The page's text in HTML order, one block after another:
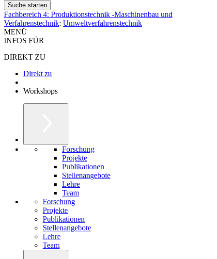
Fachbereich 4: Produktionstechnik -Maschinenbau und
Verfahrenstechnik: Umweltverfahrenstechnik
MENÜ
INFOS FÜR
DIREKT ZU
Direkt zu
Workshops
Forschung
Projekte
Publikationen
Stellenangebote
Lehre
Team
Forschung
Projekte
Publikationen
Stellenangebote
Lehre
Team